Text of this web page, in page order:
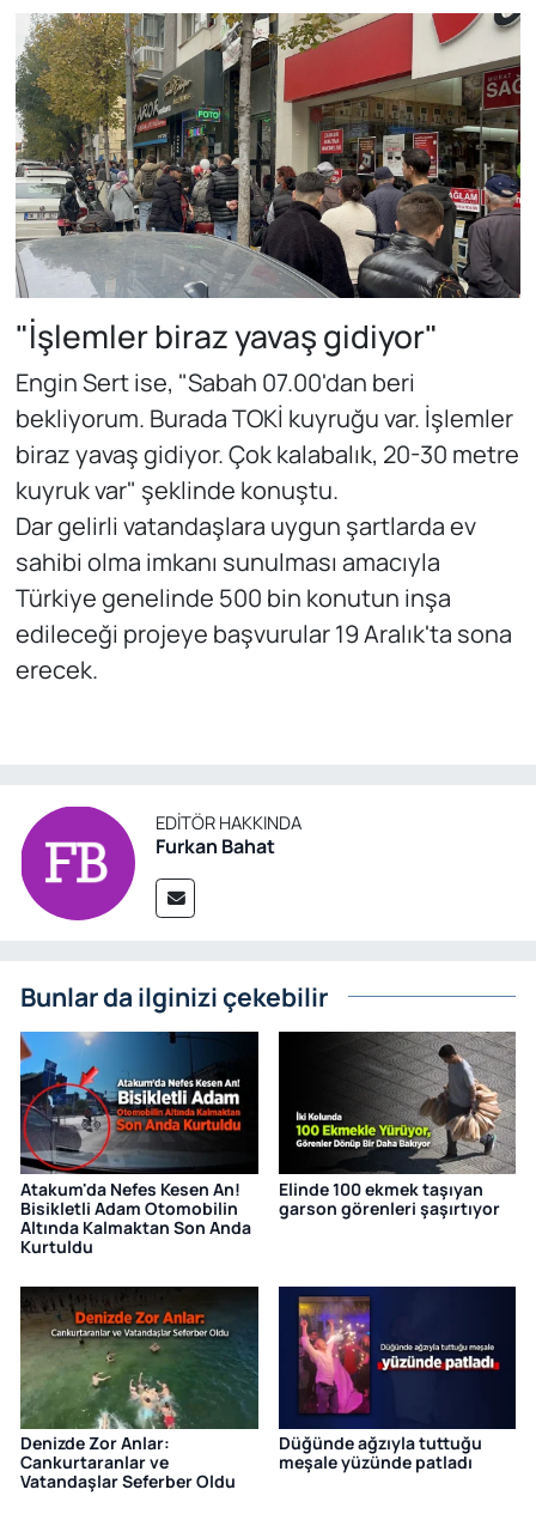
"İşlemler biraz yavaş gidiyor"
Engin Sert ise, "Sabah 07.00'dan beri
bekliyorum. Burada TOKİ kuyruğu var. İşlemler
biraz yavaş gidiyor. Çok kalabalık, 20-30 metre
kuyruk var" şeklinde konuştu.
Dar gelirli vatandaşlara uygun şartlarda ev
sahibi olma imkanı sunulması amacıyla
Türkiye genelinde 500 bin konutun inşa
edileceği projeye başvurular 19 Aralık'ta sona
erecek.
EDITÖR HAKKINDA
Furkan Bahat
Bunlar da ilginizi çekebilir
Atakum'da Nefes Kesen An!
Bisikletli Adam Otomobilin
Altında Kalmaktan Son Anda
Kurtuldu
Elinde 100 ekmek taşıyan
garson görenleri şaşırtıyor
Denizde Zor Anlar:
Cankurtaranlar ve
Vatandaşlar Seferber Oldu
Düğünde ağzıyla tuttuğu
meşale yüzünde patladı